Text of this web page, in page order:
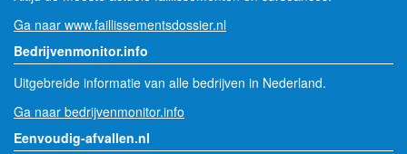
Ga naar www.faillissementsdossier.nl
Bedrijvenmonitor.info
Uitgebreide informatie van alle bedrijven in Nederland.
Ga naar bedrijvenmonitor.info
Eenvoudig-afvallen.nl